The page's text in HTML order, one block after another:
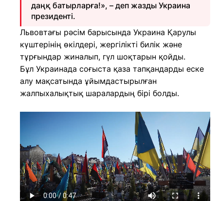
даңқ батырларға!», – деп жазды Украина
президенті.
Львовтағы рәсім барысында Украина Қарулы
күштерінің өкілдері, жергілікті билік және
тұрғындар жиналып, гүл шоқтарын қойды.
Бұл Украинада соғыста қаза тапқандарды еске
алу мақсатында ұйымдастырылған
жалпыхалықтық шаралардың бірі болды.